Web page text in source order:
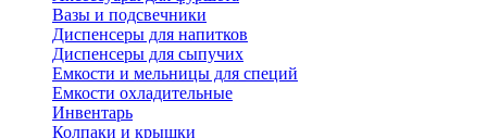
Вазы и подсвечники
Диспенсеры для напитков
Диспенсеры для сыпучих
Емкости и мельницы для специй
Емкости охладительные
Инвентарь
Колпаки и крышки